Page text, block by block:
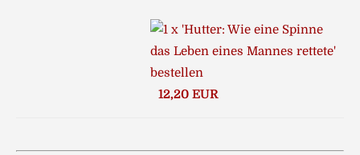
12,20 EUR